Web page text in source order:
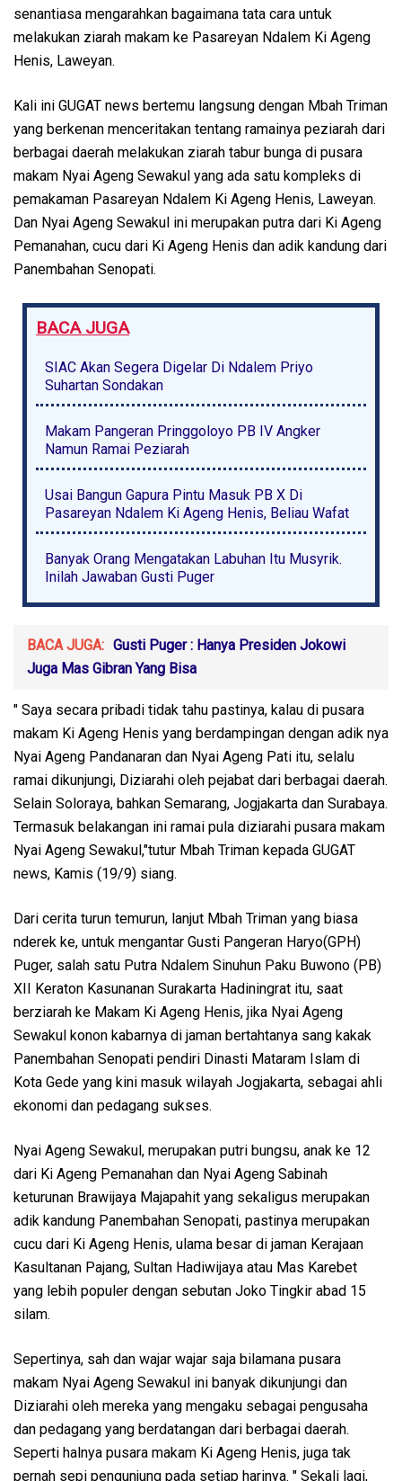
senantiasa mengarahkan bagaimana tata cara untuk
melakukan ziarah makam ke Pasareyan Ndalem Ki Ageng
Henis, Laweyan.
Kali ini GUGAT news bertemu langsung dengan Mbah Triman
yang berkenan menceritakan tentang ramainya peziarah dari
berbagai daerah melakukan ziarah tabur bunga di pusara
makam Nyai Ageng Sewakul yang ada satu kompleks di
pemakaman Pasareyan Ndalem Ki Ageng Henis, Laweyan.
Dan Nyai Ageng Sewakul ini merupakan putra dari Ki Ageng
Pemanahan, cucu dari Ki Ageng Henis dan adik kandung dari
Panembahan Senopati.
BACA JUGA
SIAC Akan Segera Digelar Di Ndalem Priyo
Suhartan Sondakan
Makam Pangeran Pringgoloyo PB IV Angker
Namun Ramai Peziarah
Usai Bangun Gapura Pintu Masuk PB X Di
Pasareyan Ndalem Ki Ageng Henis, Beliau Wafat
Banyak Orang Mengatakan Labuhan Itu Musyrik.
Inilah Jawaban Gusti Puger
BACA JUGA: Gusti Puger : Hanya Presiden Jokowi
Juga Mas Gibran Yang Bisa
" Saya secara pribadi tidak tahu pastinya, kalau di pusara
makam Ki Ageng Henis yang berdampingan dengan adik nya
Nyai Ageng Pandanaran dan Nyai Ageng Pati itu, selalu
ramai dikunjungi, Diziarahi oleh pejabat dari berbagai daerah.
Selain Soloraya, bahkan Semarang, Jogjakarta dan Surabaya.
Termasuk belakangan ini ramai pula diziarahi pusara makam
Nyai Ageng Sewakul,"tutur Mbah Triman kepada GUGAT
news, Kamis (19/9) siang.
Dari cerita turun temurun, lanjut Mbah Triman yang biasa
nderek ke, untuk mengantar Gusti Pangeran Haryo(GPH)
Puger, salah satu Putra Ndalem Sinuhun Paku Buwono (PB)
XII Keraton Kasunanan Surakarta Hadiningrat itu, saat
berziarah ke Makam Ki Ageng Henis, jika Nyai Ageng
Sewakul konon kabarnya di jaman bertahtanya sang kakak
Panembahan Senopati pendiri Dinasti Mataram Islam di
Kota Gede yang kini masuk wilayah Jogjakarta, sebagai ahli
ekonomi dan pedagang sukses.
Nyai Ageng Sewakul, merupakan putri bungsu, anak ke 12
dari Ki Ageng Pemanahan dan Nyai Ageng Sabinah
keturunan Brawijaya Majapahit yang sekaligus merupakan
adik kandung Panembahan Senopati, pastinya merupakan
cucu dari Ki Ageng Henis, ulama besar di jaman Kerajaan
Kasultanan Pajang, Sultan Hadiwijaya atau Mas Karebet
yang lebih populer dengan sebutan Joko Tingkir abad 15
silam.
Sepertinya, sah dan wajar wajar saja bilamana pusara
makam Nyai Ageng Sewakul ini banyak dikunjungi dan
Diziarahi oleh mereka yang mengaku sebagai pengusaha
dan pedagang yang berdatangan dari berbagai daerah.
Seperti halnya pusara makam Ki Ageng Henis, juga tak
pernah sepi pengunjung pada setiap harinya. " Sekali lagi,